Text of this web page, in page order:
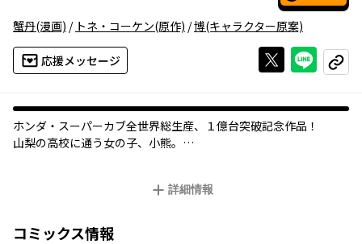
蟹丹(漫画) / トネ・コーケン(原作) /博(キャラクター原案)
応援メッセージ Xで投稿する
ライン
コピー
ホンダ・スーパーカブ全世界総生産、１億台突破記念作品！
山梨の高校に通う女の子、小熊。
それは小熊の世界を輝かせる小さくて大きな変化だった。
友情の物語が始まる――。
詳細情報
コミックス情報